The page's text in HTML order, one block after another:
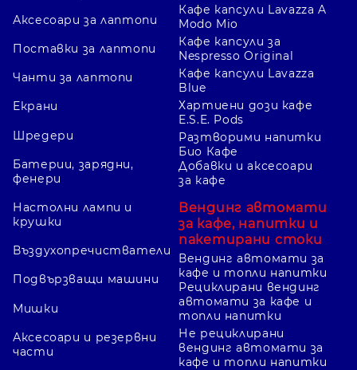
Аксесоари за лаптопи
Поставки за лаптопи
Чанти за лаптопи
Екрани
Шредери
Батерии, зарядни,
фенери
Настолни лампи и
крушки
Въздухопречистватели
Подвързващи машини
Мишки
Аксесоари и резервни
части
Кафе капсули Lavazza A
Modo Mio
Кафе капсули за
Nespresso Original
Кафе капсули Lavazza
Blue
Хартиени дози кафе
E.S.E. Pods
Разтворими напитки
Био Кафе
Добавки и аксесоари
за кафе
Вендинг автомати
за кафе, напитки и
пакетирани стоки
Вендинг автомати за
кафе и топли напитки
Рециклирани вендинг
автомати за кафе и
топли напитки
Не рециклирани
вендинг автомати за
кафе и топли напитки